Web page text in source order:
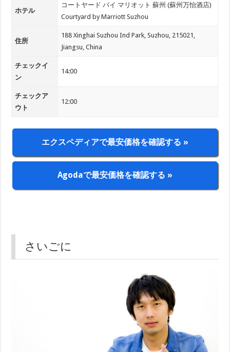
ホテル
コートヤード バイ マリオット 蘇州 (蘇州万怡酒店)
Courtyard by Marriott Suzhou
住所
188 Xinghai Suzhou Ind Park, Suzhou, 215021,
Jiangsu, China
チェックイ
ン
14:00
チェックア
ウト
12:00
エクスペディアで最安価格を確認する »
Agodaで最安価格を確認する »
さいごに